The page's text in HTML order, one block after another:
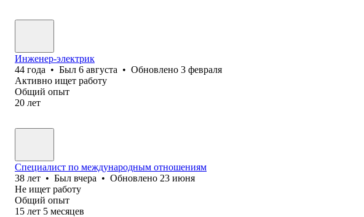
Инженер-электрик
44 года • Был 6 августа • Обновлено 3 февраля
Активно ищет работу
Общий опыт
20 лет
Специалист по международным отношениям
38 лет • Был вчера • Обновлено 23 июня
Не ищет работу
Общий опыт
15 лет 5 месяцев